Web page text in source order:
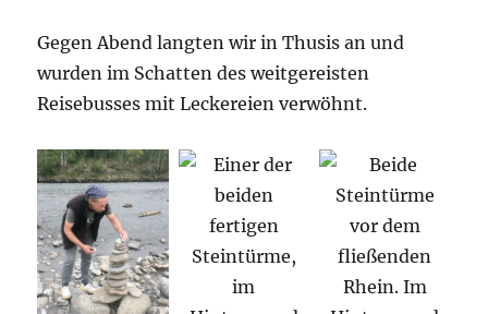
Gegen Abend langten wir in Thusis an und
wurden im Schatten des weitgereisten
Reisebusses mit Leckereien verwöhnt.